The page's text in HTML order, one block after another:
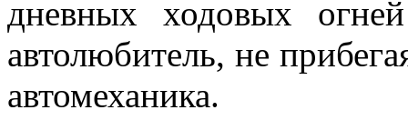
дневных ходовых
автолюбитель, не
автомеханика.